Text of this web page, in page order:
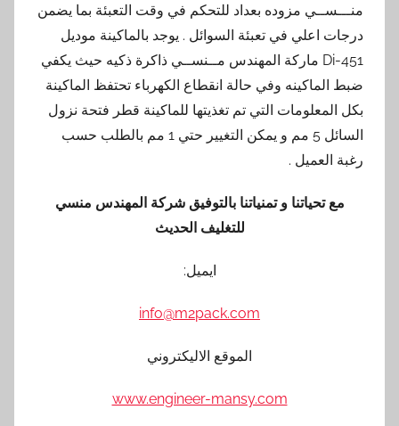
منـــســي مزوده بعداد للتحكم في وقت التعبئة بما يضمن
درجات اعلي في تعبئة السوائل . يوجد بالماكينة موديل
451-Di ماركة المهندس مــنســي ذاكرة ذكيه حيث يكفي
ضبط الماكينه وفي حالة انقطاع الكهرباء تحتفظ الماكينة
بكل المعلومات التي تم تغذيتها للماكينة قطر فتحة نزول
السائل 5 مم و يمكن التغيير حتي 1 مم بالطلب حسب
رغبة العميل .
مع تحياتنا و تمنياتنا بالتوفيق شركة المهندس منسي
للتغليف الحديث
ايميل:
info@m2pack.com
الموقع الاليكتروني
www.engineer-mansy.com